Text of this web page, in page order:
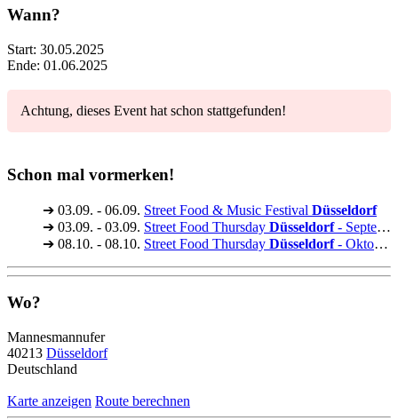
Wann?
Start: 30.05.2025
Ende: 01.06.2025
Achtung, dieses Event hat schon stattgefunden!
Schon mal vormerken!
➔ 03.09. - 06.09. Street Food & Music Festival Düsseldorf
➔ 03.09. - 03.09. Street Food Thursday Düsseldorf- September
➔ 08.10. - 08.10. Street Food Thursday Düsseldorf- Oktober Das große Finale
Wo?
Mannesmannufer
40213 Düsseldorf
Deutschland
Karte anzeigen Route berechnen